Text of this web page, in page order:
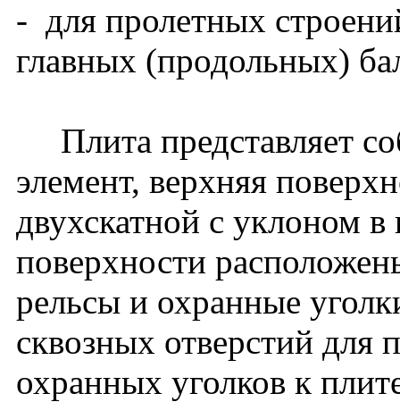
- для пролетных
главных (продольных)
Плита представляет
элемент, верхняя
двухскатной с уклоном
поверхности
рельсы и охранные
сквозных отверстий для
охранных уголков к